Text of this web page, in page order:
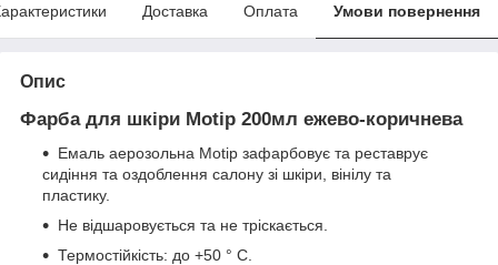
Доставка Оплата Умови повернення
Опис
Фарба для шкіри Motip 200мл ежево-коричнева
Емаль аерозольна Motip зафарбовує та реставрує
сидіння та оздоблення салону зі шкіри, вінілу та
пластику.
Не відшаровується та не тріскається.
Термостійкість: до +50 ° С.